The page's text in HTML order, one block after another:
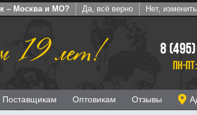
– Москва и МО? Да, всё верно Нет,
19 лет! 8
ПН-
Поставщикам Оптовикам Отзывы